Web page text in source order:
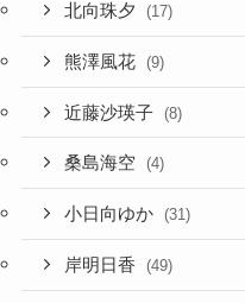
北向珠夕 (17)
熊澤風花 (9)
近藤沙瑛子 (8)
桑島海空 (4)
小日向ゆか (31)
岸明日香 (49)